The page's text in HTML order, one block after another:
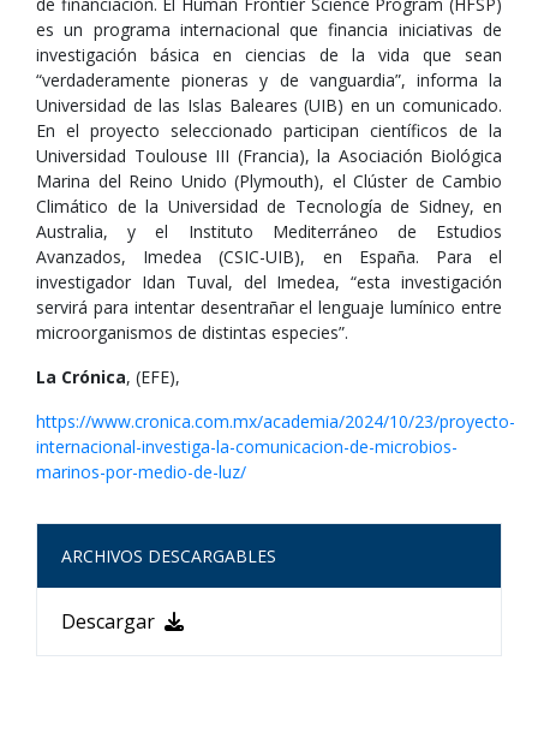
es un programa internacional que financia iniciativas de
investigación básica en ciencias de la vida que sean
“verdaderamente pioneras y de vanguardia”, informa la
Universidad de las Islas Baleares (UIB) en un comunicado.
En el proyecto seleccionado participan científicos de la
Universidad Toulouse III (Francia), la Asociación Biológica
Marina del Reino Unido (Plymouth), el Clúster de Cambio
Climático de la Universidad de Tecnología de Sidney, en
Australia, y el Instituto Mediterráneo de Estudios
Avanzados, Imedea (CSIC-UIB), en España. Para el
investigador Idan Tuval, del Imedea, “esta investigación
servirá para intentar desentrañar el lenguaje lumínico entre
microorganismos de distintas especies”.
La Crónica, (EFE),
https://www.cronica.com.mx/academia/2024/10/23/proyecto-
internacional-investiga-la-comunicacion-de-microbios-
marinos-por-medio-de-luz/
ARCHIVOS DESCARGABLES
Descargar